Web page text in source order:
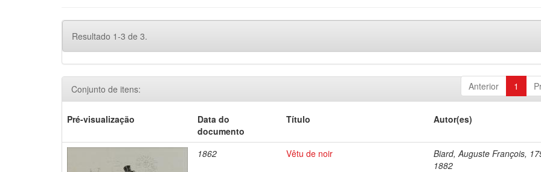
Resultado 1-3 de 3.
Anterior 1
Conjunto de itens:
Pré-visualização
Data do
documento
Título Autor(es)
1862 Vêtu de noir
Biard, Auguste François,
1882